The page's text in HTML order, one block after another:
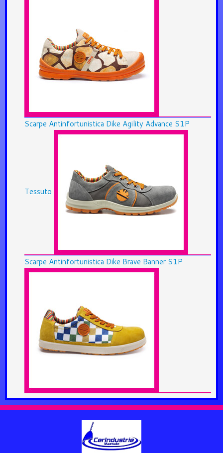
Scarpe Antinfortunistica Dike Agility Advance S1P
Tessuto
Scarpe Antinfortunistica Dike Brave Banner S1P